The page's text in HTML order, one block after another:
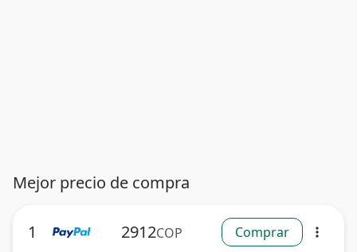
Mejor precio de compra
1 2912COP Comprar more_vert